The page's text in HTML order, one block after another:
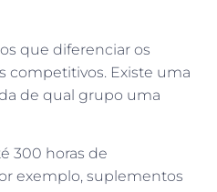
que diferenciar os
competitivos. Existe uma
de qual grupo uma
300 horas de
exemplo, suplementos